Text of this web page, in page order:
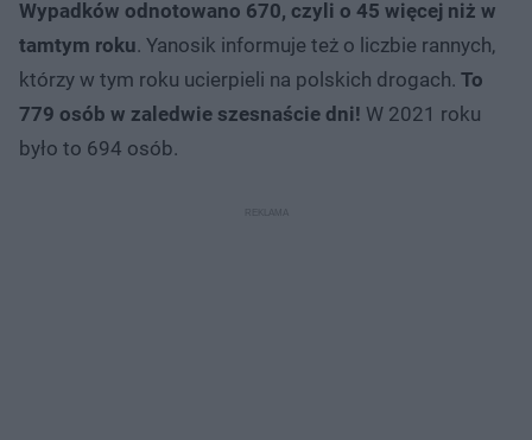
Wypadków odnotowano 670, czyli o 45 więcej niż w
tamtym roku. Yanosik informuje też o liczbie rannych,
którzy w tym roku ucierpieli na polskich drogach. To
779 osób w zaledwie szesnaście dni! W 2021 roku
było to 694 osób.